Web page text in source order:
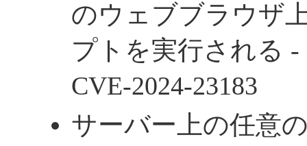
のウェブブラウザ
プトを実行される -
CVE-2024-23183
サーバー上の任意